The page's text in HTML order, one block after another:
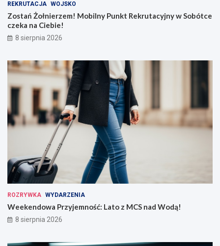
REKRUTACJA WOJSKO
Zostań Żołnierzem! Mobilny Punkt Rekrutacyjny w Sobótce
czeka na Ciebie!
8 sierpnia 2026
ROZRYWKA WYDARZENIA
Weekendowa Przyjemność: Lato z MCS nad Wodą!
8 sierpnia 2026